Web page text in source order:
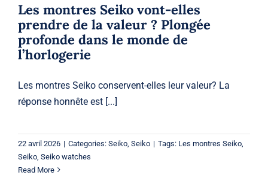
Les montres Seiko vont-elles
prendre de la valeur ? Plongée
profonde dans le monde de
l’horlogerie
Les montres Seiko conservent-elles leur valeur? La
réponse honnête est [...]
22 avril 2026 | Categories: Seiko, Seiko | Tags: Les montres Seiko,
Seiko, Seiko watches
Read More